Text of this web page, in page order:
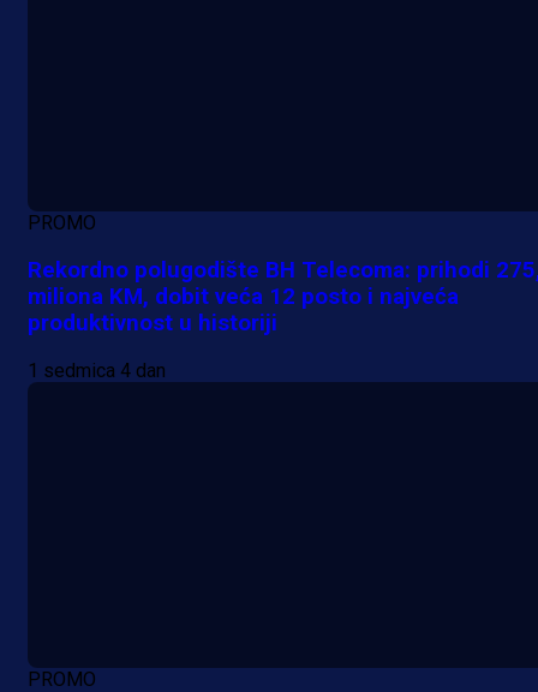
PROMO
Rekordno polugodište BH Telecoma: prihodi
miliona KM, dobit veća 12 posto i najveća
produktivnost u historiji
1 sedmica 4 dan
PROMO